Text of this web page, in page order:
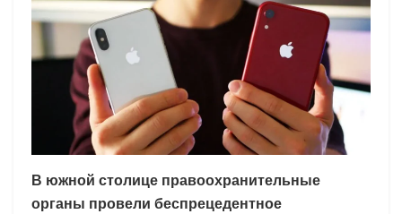
В южной столице правоохранительные
органы провели беспрецедентное